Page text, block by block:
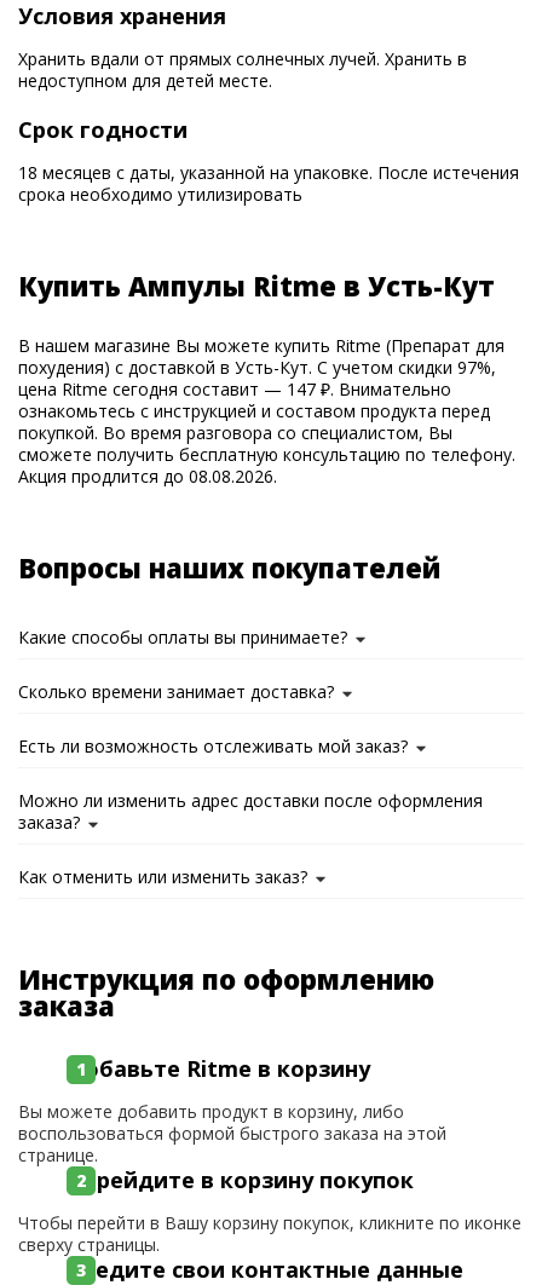
Условия хранения
Хранить вдали от прямых солнечных лучей. Хранить в
недоступном для детей месте.
Срок годности
18 месяцев с даты, указанной на упаковке. После истечения
срока необходимо утилизировать
Купить Ампулы Ritme в Усть-Кут
В нашем магазине Вы можете купить Ritme (Препарат для
похудения) с доставкой в Усть-Кут. С учетом скидки 97%,
цена Ritme сегодня составит — 147 ₽. Внимательно
ознакомьтесь с инструкцией и составом продукта перед
покупкой. Во время разговора со специалистом, Вы
сможете получить бесплатную консультацию по телефону.
Акция продлится до 08.08.2026.
Вопросы наших покупателей
Какие способы оплаты вы принимаете?
Сколько времени занимает доставка?
Есть ли возможность отслеживать мой заказ?
Можно ли изменить адрес доставки после оформления
заказа?
Как отменить или изменить заказ?
Инструкция по оформлению
заказа
Добавьте Ritme в корзину
Вы можете добавить продукт в корзину, либо
воспользоваться формой быстрого заказа на этой
странице.
Перейдите в корзину покупок
Чтобы перейти в Вашу корзину покупок, кликните по иконке
сверху страницы.
Введите свои контактные данные